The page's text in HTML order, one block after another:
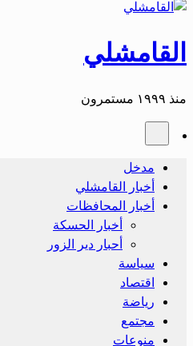
القامشلي
منذ ١٩٩٩ مستمرون
مدخل
أخبار القامشلي
أخبار المحافظات
أخبار الحسكة
أحبار دير الزور
سياسة
اقتصاد
رياضة
مجتمع
منوعات